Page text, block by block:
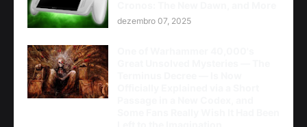
dezembro 07, 2025